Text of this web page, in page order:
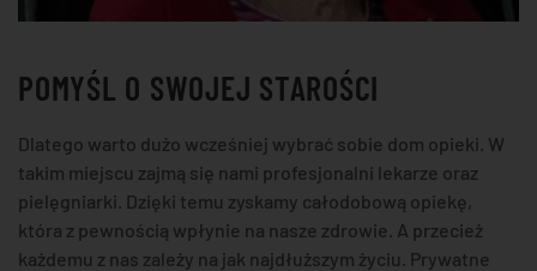
POMYŚL O SWOJEJ STAROŚCI
Dlatego warto dużo wcześniej wybrać sobie dom opieki. W
takim miejscu zajmą się nami profesjonalni lekarze oraz
pielęgniarki. Dzięki temu zyskamy całodobową opiekę,
która z pewnością wpłynie na nasze zdrowie. A przecież
każdemu z nas zależy na jak najdłuższym życiu. Prywatne